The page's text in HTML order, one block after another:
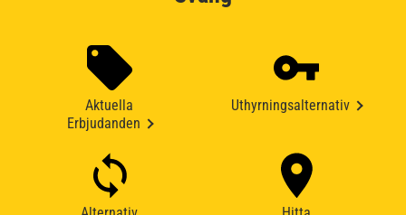
Aktuella
Erbjudanden
Uthyrningsalternativ